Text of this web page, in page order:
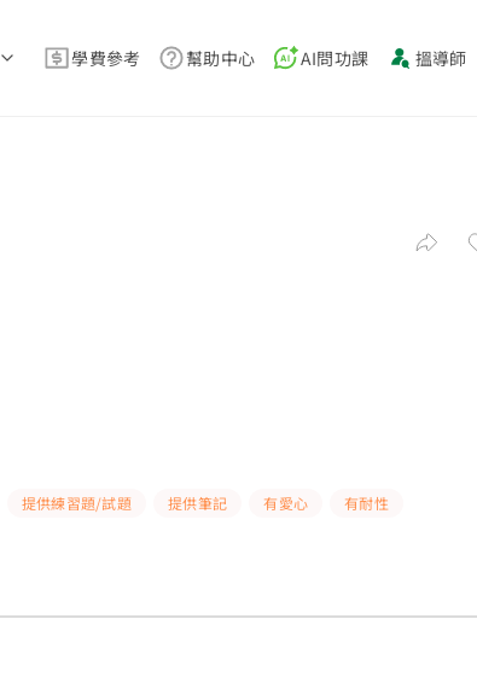
學費參考 幫助中心 AI問功課 搵導師
提供練習題/試題 提供筆記 有愛心 有耐性